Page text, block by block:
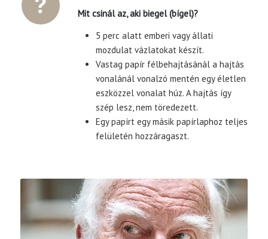
Mit csinál az, aki biegel (bígel)?
5 perc alatt emberi vagy állati
mozdulat vázlatokat készít.
Vastag papír félbehajtásánál a hajtás
vonalánál vonalzó mentén egy életlen
eszközzel vonalat húz. A hajtás így
szép lesz, nem töredezett.
Egy papírt egy másik papírlaphoz teljes
felületén hozzáragaszt.